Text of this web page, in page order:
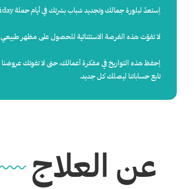
اِستعدّلبلورةجمالكوتجديدشباببشرتكفيأيامحملةGreen Friday.
لاتفوّتهذهالفرصةالاستثنائيةللحصولعلىمظهر طبيعي
اِحفظهذهالتواريخفيمفكرةأعمالك،حتىلاتفوتكعروضنا
تابعحساباتنا ليصلككلجديد.
عن العلاج